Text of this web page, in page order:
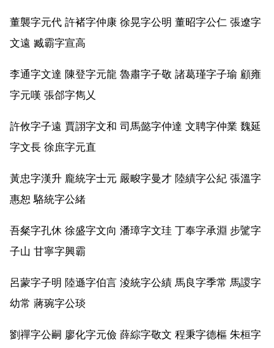
董襲字元代 許褚字仲康 徐晃字公明 董昭字公仁 張遼字
文遠 臧霸字宣高
李通字文達 陳登字元龍 魯肅字子敬 諸葛瑾字子瑜 顧雍
字元嘆 張郃字雋乂
許攸字子遠 賈詡字文和 司馬懿字仲達 文聘字仲業 魏延
字文長 徐庶字元直
黃忠字漢升 龐統字士元 嚴畯字曼才 陸績字公紀 張溫字
惠恕 駱統字公緒
吾粲字孔休 徐盛字文向 潘璋字文珪 丁奉字承淵 步騭字
子山 甘寧字興霸
呂蒙字子明 陸遜字伯言 淩統字公績 馬良字季常 馬謖字
幼常 蔣琬字公琰
劉禪字公嗣 廖化字元儉 薛綜字敬文 程秉字德樞 朱桓字